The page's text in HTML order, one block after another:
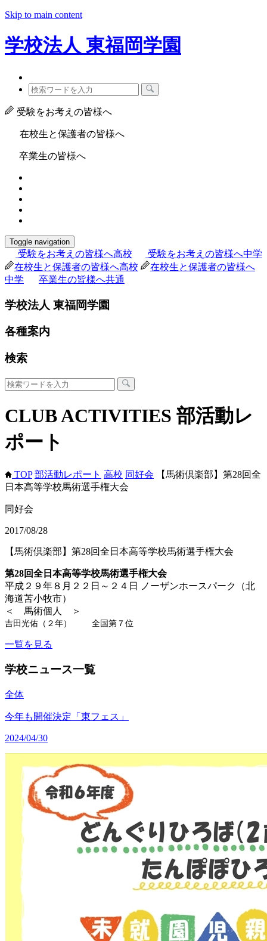
Skip to main content
学校法人 東福岡学園
受験をお考えの皆様へ
在校生と保護者の皆様へ
卒業生の皆様へ
Toggle navigation
受験をお考えの皆様へ高校 受験をお考えの皆様へ中学
在校生と保護者の皆様へ高校
在校生と保護者の皆様へ
中学
卒業生の皆様へ共通
学校法人 東福岡学園
各種案内
検索
CLUB ACTIVITIES 部活動レ
ポート
TOP 部活動レポート 高校 同好会
【馬術倶楽部】第28回全
日本高等学校馬術選手権大会
同好会
2017/08/28
【馬術倶楽部】第28回全日本高等学校馬術選手権大会
第28回全日本高等学校馬術選手権大会
平成２９年８月２２日～２４日 ノーザンホースパーク（北
海道苫小牧市）
＜ 馬術個人 ＞
吉田光佑（２年） 全国第７位
一覧を見る
学校ニュース一覧
全体
今年も開催決定「東フェス」
2024/04/30